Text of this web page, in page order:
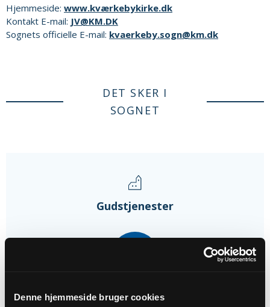
Denne hjemmeside bruger cookies
Hjemmeside: www.kværkebykirke.dk
Kontakt E-mail: JV@KM.DK
Sognets officielle E-mail: kvaerkeby.sogn@km.dk
DET SKER I
SOGNET
Gudstjenester
10. søndag efter trinitatis -...